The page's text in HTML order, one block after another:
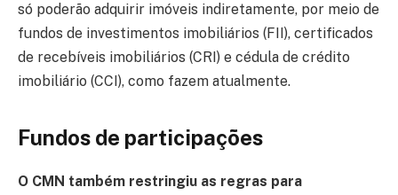
só poderão adquirir imóveis indiretamente, por meio de
fundos de investimentos imobiliários (FII), certificados
de recebíveis imobiliários (CRI) e cédula de crédito
imobiliário (CCI), como fazem atualmente.
Fundos de participações
O CMN também restringiu as regras para